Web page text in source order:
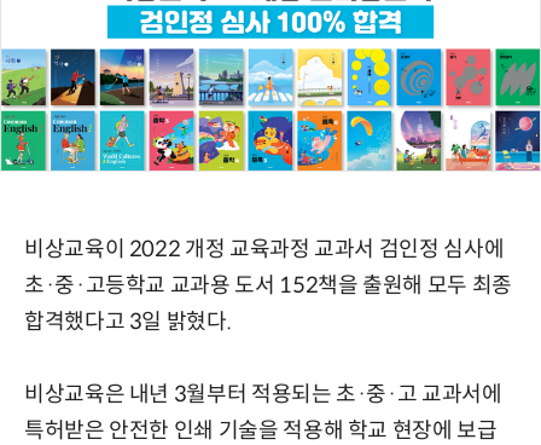
비상교육이 2022 개정 교육과정 교과서 검인정 심사에
초·중·고등학교 교과용 도서 152책을 출원해 모두 최종
합격했다고 3일 밝혔다.
비상교육은 내년 3월부터 적용되는 초·중·고 교과서에
특허받은 안전한 인쇄 기술을 적용해 학교 현장에 보급